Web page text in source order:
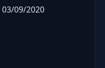
03/09/2020